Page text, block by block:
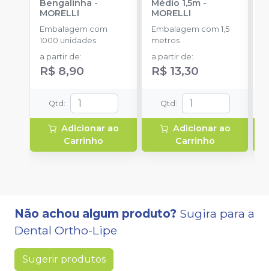
Bengalinha -
MORELLI
Embalagem com
1000 unidades
a partir de:
R$ 8,90
Qtd :
Adicionar ao
Carrinho
Médio 1,5m-
MORELLI
Embalagem com 1,5
metros
a partir de:
R$ 13,30
Qtd :
Adicionar ao
Carrinho
Não achou algum produto? Sugira para a
Dental Ortho-Lipe
Sugerir produtos